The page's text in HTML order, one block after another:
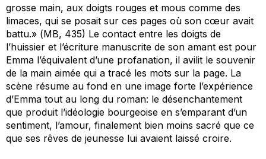
grosse main, aux doigts rouges et mous comme des
limaces, qui se posait sur ces pages où son cœur avait
battu.» (MB, 435) Le contact entre les doigts de
l’huissier et l’écriture manuscrite de son amant est pour
Emma l’équivalent d’une profanation, il avilit le souvenir
de la main aimée qui a tracé les mots sur la page. La
scène résume au fond en une image forte l’expérience
d’Emma tout au long du roman: le désenchantement
que produit l’idéologie bourgeoise en s’emparant d’un
sentiment, l’amour, finalement bien moins sacré que ce
que ses rêves de jeunesse lui avaient laissé croire.